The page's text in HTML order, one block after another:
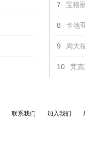
7 宝格
8 卡地
9 周大
10 梵
联系我们 加入我们